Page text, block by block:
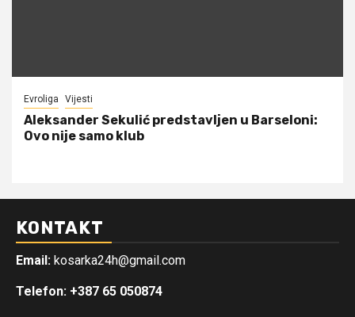
Evroliga Vijesti
Aleksander Sekulić predstavljen u Barseloni:
Ovo nije samo klub
KONTAKT
Email: kosarka24h@gmail.com
Telefon: +387 65 050874